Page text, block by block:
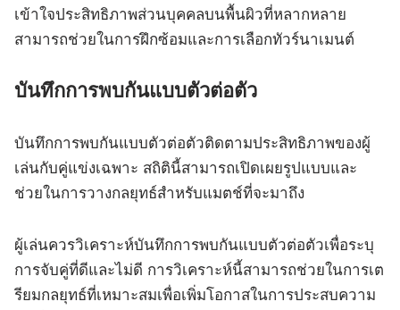
เข้าใจประสิทธิภาพส่วนบุคคลบนพื้นผิวที่หลากหลาย
สามารถช่วยในการฝึกซ้อมและการเลือกทัวร์นาเมนต์
บันทึกการพบกันแบบตัวต่อตัว
บันทึกการพบกันแบบตัวต่อตัวติดตามประสิทธิภาพของผู้
เล่นกับคู่แข่งเฉพาะ สถิตินี้สามารถเปิดเผยรูปแบบและ
ช่วยในการวางกลยุทธ์สำหรับแมตช์ที่จะมาถึง
ผู้เล่นควรวิเคราะห์บันทึกการพบกันแบบตัวต่อตัวเพื่อระบุ
การจับคู่ที่ดีและไม่ดี การวิเคราะห์นี้สามารถช่วยในการเต
รียมกลยุทธ์ที่เหมาะสมเพื่อเพิ่มโอกาสในการประสบความ